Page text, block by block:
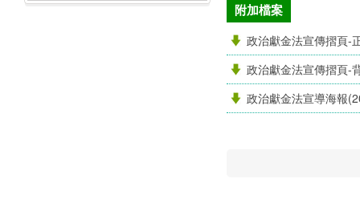
附加檔案
政治獻金法宣傳摺頁-
政治獻金法宣傳摺頁-
政治獻金法宣導海報